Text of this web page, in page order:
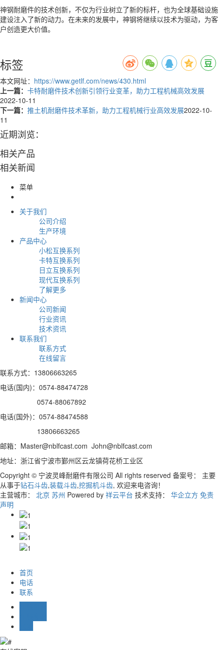
神钢耐磨件的技术创新，不仅为行业树立了新的标杆，也为全球基础设施
建设注入了新的动力。在未来的发展中，神钢将继续以技术为驱动，为客
户创造更大价值。
标签
本文网址： https://www.getlf.com/news/430.html
上一篇： 卡特耐磨件技术创新引领行业变革，助力工程机械高效发展
2022-10-11
下一篇： 推土机耐磨件技术革新，助力工程机械行业高效发展2022-10-
11
近期浏览：
相关产品
相关新闻
菜单
关于我们
公司介绍
生产环境
产品中心
小松互换系列
卡特互换系列
日立互换系列
现代互换系列
了解更多
新闻中心
公司新闻
行业资讯
技术资讯
联系我们
联系方式
在线留言
联系方式：13806663265
电话(国内)：0574-88474728
0574-88067892
电话(国外)：0574-88474588
13806663265
邮箱：Master@nblfcast.com John@nblfcast.com
地址：浙江省宁波市鄞州区云龙镇荷花桥工业区
Copyright © 宁波灵峰耐磨件有限公司 All rights reserved 备案号：
主要
从事于钻石斗齿,装载斗齿,挖掘机斗齿, 欢迎来电咨询！
主营城市： 北京 苏州 Powered by 祥云平台 技术支持： 华企立方 免责
声明
首页
电话
联系